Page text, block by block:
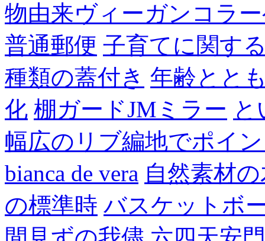
物由来ヴィーガンコラ
普通郵便 子育てに関す
種類の蓋付き 年齢とと
化 棚ガードJMミラー
幅広のリブ編地でポイ
bianca de vera 自然素材
の標準時 バスケットボ